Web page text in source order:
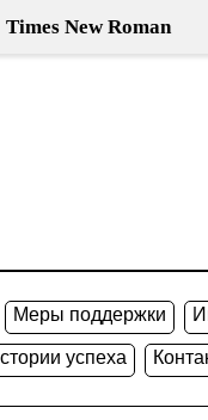
Times New Roman
Меры поддержки
успеха